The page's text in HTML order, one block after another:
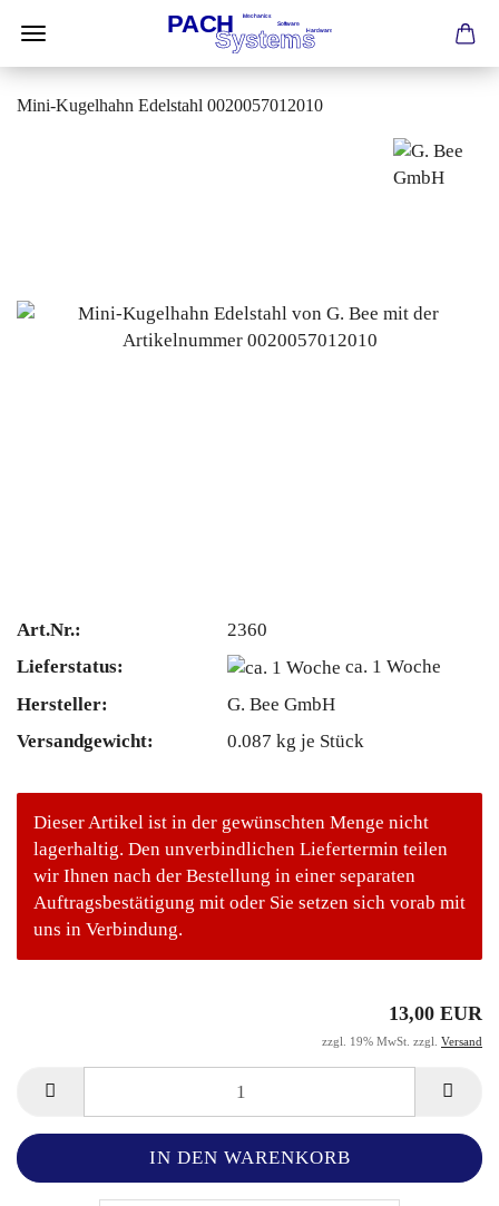
Mini-Kugelhahn Edelstahl 0020057012010
Art.Nr.:
2360
Lieferstatus:
ca. 1 Woche
Hersteller:
G. Bee GmbH
Versandgewicht:
0.087 kg je Stück
Dieser Artikel ist in der gewünschten Menge nicht
lagerhaltig. Den unverbindlichen Liefertermin teilen
wir Ihnen nach der Bestellung in einer separaten
Auftragsbestätigung mit oder Sie setzen sich vorab mit
uns in Verbindung.
13,00 EUR
zzgl. 19% MwSt. zzgl. Versand